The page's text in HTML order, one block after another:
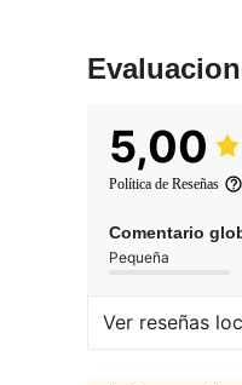
5,00
Política de Reseñas
Comentario
Pequeña
Ver reseñas